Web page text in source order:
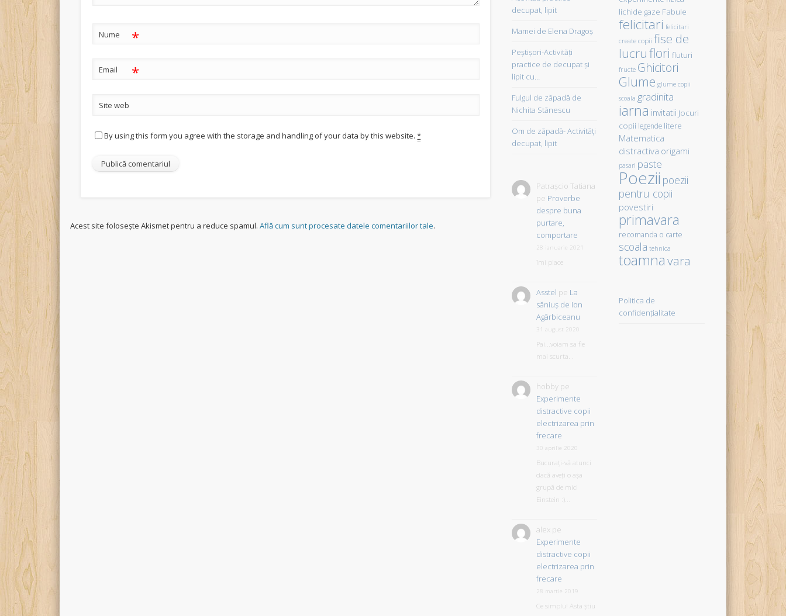
Nume *
Email *
Site web
By using this form you agree with the storage and handling of your data by this website.*
Acest site folosește Akismet pentru a reduce spamul.Află cum sunt procesate datele comentariilor tale.
decupat, lipit
Mamei de Elena Dragoş
Peştişori-Activităţi
practice de decupat şi
lipit cu…
Fulgul de zăpadă de
Nichita Stănescu
Om de zăpadă- Activităţi
decupat, lipit
Patrașcio Tatiana
pe Proverbe
despre buna
purtare,
comportare
28 ianuarie 2021
îmi place
Asstel pe La
săniuş de Ion
Agârbiceanu
31 august 2020
Pai...voiam sa fie
mai scurta. .
hobbype
Experimente
distractive copii
electrizarea prin
frecare
30 aprilie 2020
Bucurați-vă atunci
dacă aveți o așa
grupă de mici
Einstein :)...
alexpe
Experimente
distractive copii
electrizarea prin
frecare
28 martie 2019
Ce simplu! Asta știu
lichide gaze Fabule
felicitari felicitari
create copii fise de
lucruflori fluturi
fructe Ghicitori
Glume glume copii
scoala gradinita
iarna invitatii Jocuri
copii legende litere
Matematica
distractiva origami
pasari paste
Poezii poezii
pentru copii
povestiri
primavara
recomanda o carte
scoala tehnica
toamnavara
Politica de
confidențialitate